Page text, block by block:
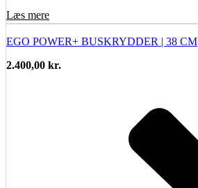
Læs mere
EGO POWER+ BUSKRYDDER | 38 CM
2.400,00 kr.